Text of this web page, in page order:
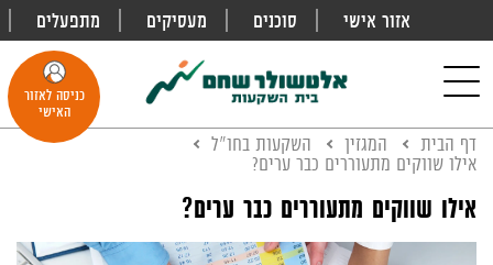
אזור אישי סוכנים מעסיקים מתפעלים
navigation
כניסה לאזור
האישי
דף הבית המגזין
השקעות בחו"ל
אילו שווקים מתעוררים כבר ערים?
אילו שווקים מתעוררים כבר ערים?